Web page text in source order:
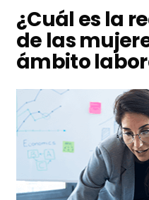
¿Cuál es la
de las
ámbito